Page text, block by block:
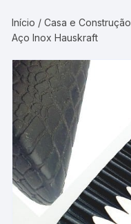
Início /Casa e Construção
Aço Inox Hauskraft